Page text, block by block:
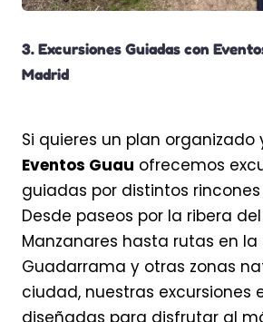
3. Excursiones Guiadas con
Madrid
Si quieres un plan organizado
Eventos Guau ofrecemos
guiadas por distintos
Desde paseos por la ribera
Manzanares hasta rutas en la
Guadarrama y otras zonas
ciudad, nuestras excursiones